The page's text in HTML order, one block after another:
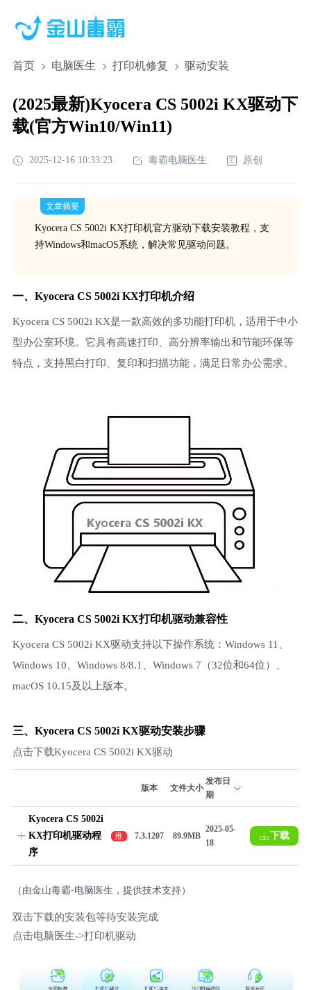
首页 电脑医生 打印机修复 驱动安装
(2025最新)Kyocera CS 5002i KX驱动下
载(官方Win10/Win11)
2025-12-16 10:33:23 毒霸电脑医生 原创
文章摘要
Kyocera CS 5002i KX打印机官方驱动下载安装教程，支
持Windows和macOS系统，解决常见驱动问题。
一、Kyocera CS 5002i KX打印机介绍
Kyocera CS 5002i KX是一款高效的多功能打印机，适用于中小
型办公室环境。它具有高速打印、高分辨率输出和节能环保等
特点，支持黑白打印、复印和扫描功能，满足日常办公需求。
二、Kyocera CS 5002i KX打印机驱动兼容性
Kyocera CS 5002i KX驱动支持以下操作系统：Windows 11、
Windows 10、Windows 8/8.1、Windows 7（32位和64位）、
macOS 10.15及以上版本。
三、Kyocera CS 5002i KX驱动安装步骤
点击下载Kyocera CS 5002i KX驱动
版本 文件大小
发布日
期
Kyocera CS 5002i
KX打印机驱动程
序
推
荐
7.3.1207 89.9MB
2025-05-
18
下载
（由金山毒霸-电脑医生，提供技术支持）
双击下载的安装包等待安装完成
点击电脑医生->打印机驱动